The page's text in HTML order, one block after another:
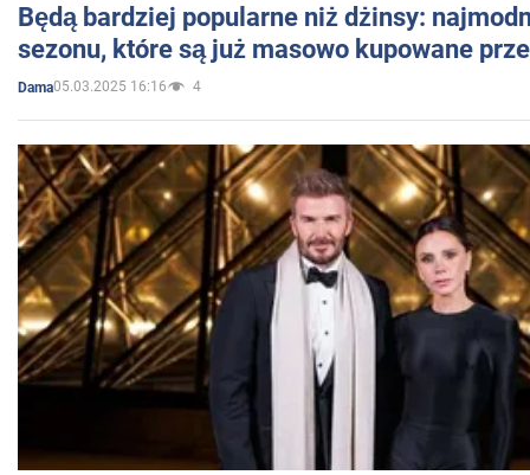
Będą bardziej popularne niż dżinsy:
sezonu, które są już masowo kupowane
Dama05.03.2025 16:16 4